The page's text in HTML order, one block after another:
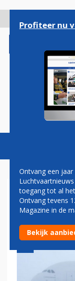
gaan
Magazine
KLM
Profiteer nu
Ontvang een
toegang tot al
Ontvang tevens
Magazine in de
Bekijk